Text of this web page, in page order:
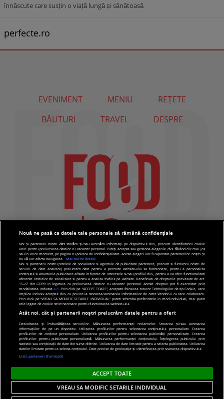
înnăscute care susțin o viață lungă și sănătoasă
perfecte.ro
EVENIMENT MENIU
REȚETE
BĂUTURI
TRAVEL DESPRE
© 2019 PRO TV S.R.L |Politica de Cookie|Politica
de confidentialitate
Nouă ne pasă ca datele tale personale să rămână confidențiale
Noi și partenerii noștri201 stocăm și/sau accesăm informații pe dispozitivul dvs., precum identificatorii cookie
unici pentru prelucrarea datelor cu caracter personal. Puteți accepta sau gestiona alegerile dvs. făcând clic mai jos
sau în orice moment, pe pagina cu politica de confidențialitate. Aceste alegeri vor fi raportate partenerilor noștri și
nu vă vor afecta navigarea.
Mai multe detalii
Noi si partenerii nostri (retelele de socializare si agentiile de publicitate partenere, precum si furnizorii nostri de
servicii de date analitice) prelucram date pentru a permite website-ului sa functioneze, pentru a personaliza
continutul si anunturile publicitare afisate in functie de interesele si/sau profilul dvs., pentru a va oferi functionalitati
aferente retelelor de socializare si pentru a analiza traficul pe website. Beneficiati de drepturile prevazute de art.
15-22 din GDPR in legatura cu prelucrarea datelor cu caracter personal. Aceste drepturi pot fi exercitate prin
modalitatea indicata aici. Prin click pe “ACCEPT TOATE”, acceptati folosirea tuturor Tehnologiilor de tip Cookie, care
implica inclusiv acceptul dvs. cu privire la stocarea/accesarea informatiilor de catre Vendor-ii cu care colaboram.
Prin click pe “VREAU SA MODIFIC SETARILE INDIVIDUAL” puteti schimba preferintele in mod individual, mai putin
cele legate de cookie strict necesare pentru functionarea website-ului.
Atât noi, cât și partenerii noștri prelucrăm datele pentru a oferi:
Dezvoltarea și îmbunătățirea serviciilor. Măsurarea performanței reclamelor. Stocarea și/sau accesarea
informațiilor de pe un dispozitiv. Utilizarea profilurilor pentru selectarea conținutului personalizat. Crearea
profilurilor de conținut personalizat. Utilizarea profilurilor pentru selectarea publicității personalizate. Crearea
profilurilor pentru publicitate personalizată. Măsurarea performanței conținutului. Înțelegerea publicului prin
statistici sau combinații de date din surse diferite. Utilizarea de date limitate pentru a selecta publicitatea. Utilizarea
datelor limitate pentru a selecta conținutul. Date precise de geolocație și identificarea prin scanarea dispozitivului.
Listă parteneri (furnizori)
ACCEPT TOATE
VREAU SA MODIFIC SETARILE INDIVIDUAL